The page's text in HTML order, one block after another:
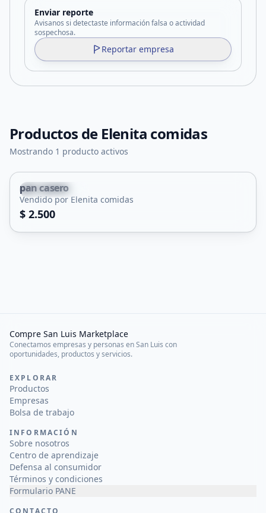
Enviar reporte
Avisanos si detectaste información falsa o actividad
sospechosa.
Reportar empresa
Productos de Elenita comidas
Mostrando 1 producto activos
San Francisco
pan casero
Vendido por Elenita comidas
$ 2.500
Compre San Luis Marketplace
Conectamos empresas y personas en San Luis con
oportunidades, productos y servicios.
EXPLORAR
Productos
Empresas
Bolsa de trabajo
INFORMACIÓN
Sobre nosotros
Centro de aprendizaje
Defensa al consumidor
Términos y condiciones
Formulario PANE
CONTACTO